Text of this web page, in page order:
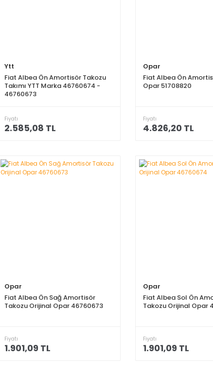
Ytt
Fiat Albea Ön Amortisör Takozu
Takımı YTT Marka 46760674 -
46760673
Fiyatı
2.585,08 TL
Opar
Fiat Albea Ön
Opar 51708820
Fiyatı
4.826,20 TL
Opar
Fiat Albea Ön Sağ Amortisör
Takozu Orijinal Opar 46760673
Fiyatı
1.901,09 TL
Opar
Fiat Albea Sol Ön
Takozu Orijinal Opar
Fiyatı
1.901,09 TL